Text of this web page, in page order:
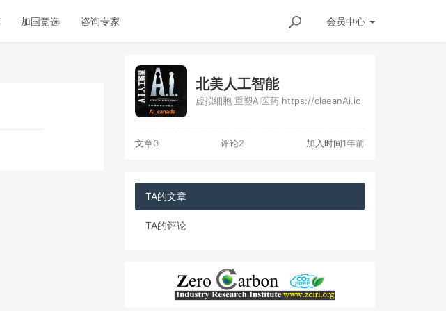
会员中心
加国竞选 咨询专家
北美人工智能
虚拟细胞 重塑AI医药 https://claeanAi.io
文章0 评论2 加入时间1年前
TA的文章
TA的评论